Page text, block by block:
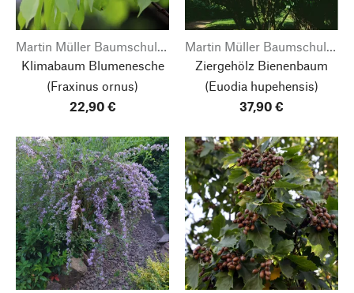
Martin Müller Baumschulen
Klimabaum Blumenesche
(Fraxinus ornus)
22,90 €
Martin Müller Baumschulen
Ziergehölz Bienenbaum
(Euodia hupehensis)
37,90 €